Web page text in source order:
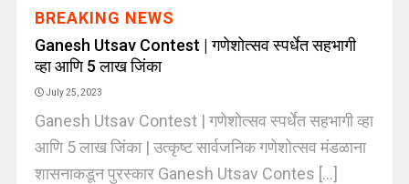
BREAKING NEWS
Ganesh Utsav Contest | गणेशोत्सव स्पर्धेत सहभागी
व्हा आणि 5 लाख जिंका
July 25, 2023
Ganesh Utsav Contest | गणेशोत्सव स्पर्धेत सहभागी व्हा
आणि 5 लाख जिंका | उत्कृष्ट सार्वजनिक गणेशोत्सव मंडळाना
शासनाकडून पुरस्कार Ganesh Utsav Contes [...]